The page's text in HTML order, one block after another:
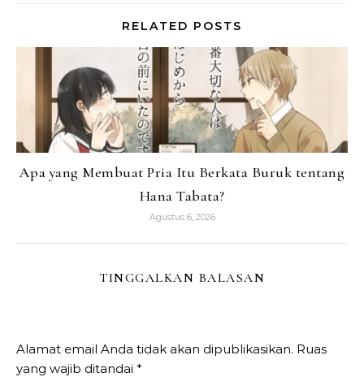
RELATED POSTS
Apa yang Membuat Pria Itu Berkata Buruk tentang
Hana Tabata?
Agustus 6, 2026
TINGGALKAN BALASAN
Alamat email Anda tidak akan dipublikasikan. Ruas
yang wajib ditandai *